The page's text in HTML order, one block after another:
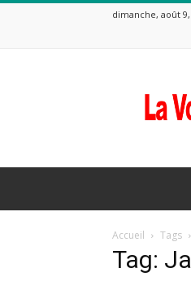
dimanche, août 9,
Accueil Tags
Tag: